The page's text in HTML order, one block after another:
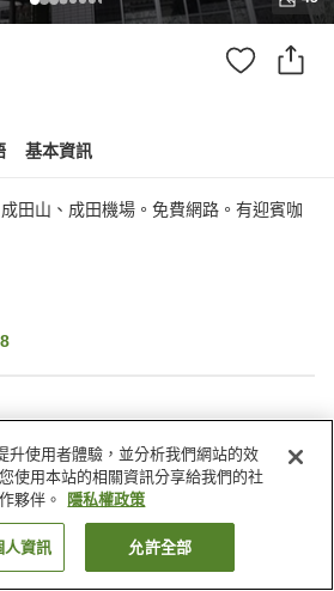
基本資訊
田山、成田機場。免費網路。有迎賓咖
Spa／美容沙龍
付費洗衣房
找客房
升使用者體驗，並分析我們網站的效
使用本站的相關資訊分享給我們的社
夥伴。
隱私權政策
人資訊 允許全部